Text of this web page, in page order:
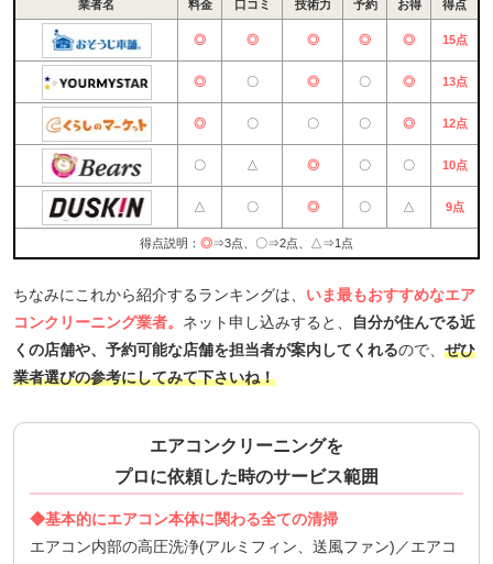
業者名 料金 口コミ 技術力 予約 お得 得点
◎ ◎ ◎ ◎ ◎ 15点
◎ 〇 ◎ 〇 ◎ 13点
◎ 〇 〇 〇 ◎ 12点
〇 △ ◎ 〇 〇 10点
△ 〇 ◎ 〇 △ 9点
得点説明： ◎⇒3点、〇⇒2点、△⇒1点
ちなみにこれから紹介するランキングは、 いま最もおすすめなエア
コンクリーニング業者。 ネット申し込みすると、
自分が住んでる近
くの店舗や、予約可能な店舗を担当者が案内してくれるので、 ぜひ
業者選びの参考にしてみて下さいね！
エアコンクリーニングを
プロに依頼した時のサービス範囲
◆基本的にエアコン本体に関わる全ての清掃
エアコン内部の高圧洗浄(アルミフィン、送風ファン)／エアコ